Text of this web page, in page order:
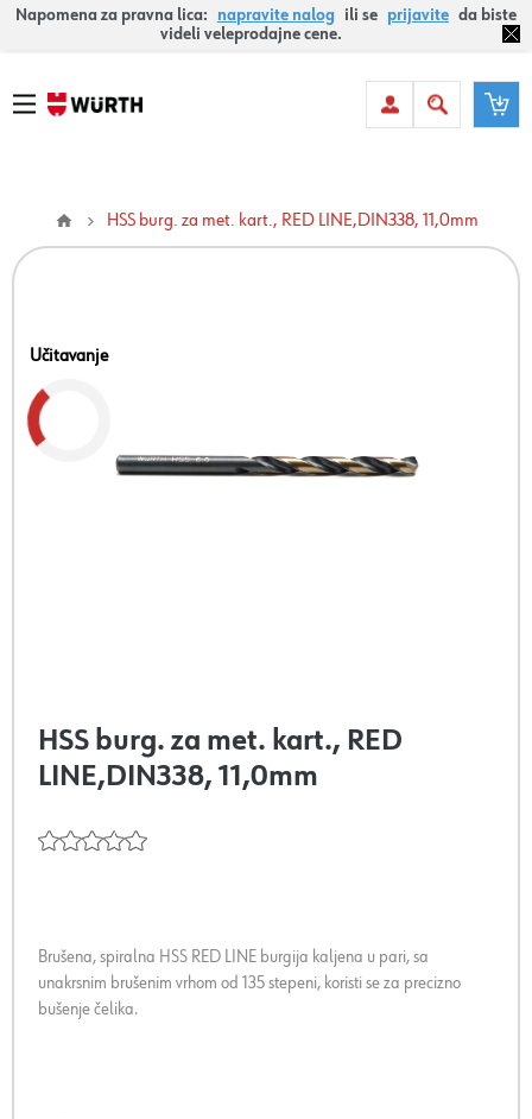
Napomena za pravna lica: napravite nalog ili se prijavite da biste
videli veleprodajne cene.
HSS burg. za met. kart., RED LINE,DIN338, 11,0mm
Učitavanje
HSS burg. za met. kart., RED
LINE,DIN338, 11,0mm
Brušena, spiralna HSS RED LINE burgija kaljena u pari, sa
unakrsnim brušenim vrhom od 135 stepeni, koristi se za precizno
bušenje čelika.